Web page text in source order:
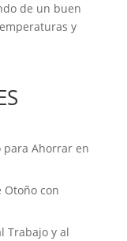
de un buen
y
para Ahorrar en
Otoño con
Trabajo y al